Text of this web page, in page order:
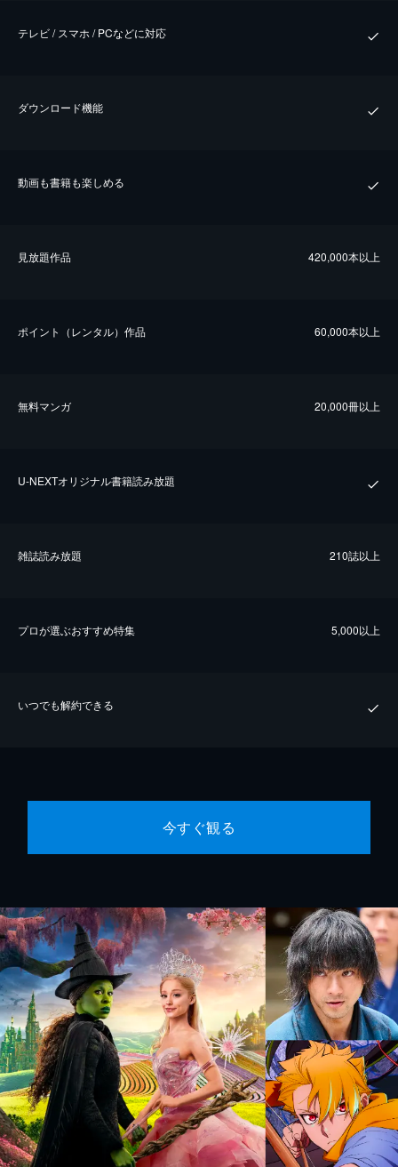
テレビ / スマホ / PCなどに対応
ダウンロード機能
動画も書籍も楽しめる
⾒放題作品 420,000本以上
ポイント（レンタル）作品 60,000本以上
無料マンガ 20,000冊以上
U-NEXTオリジナル書籍読み放題
雑誌読み放題 210誌以上
プロが選ぶおすすめ特集 5,000以上
いつでも解約できる
今すぐ観る